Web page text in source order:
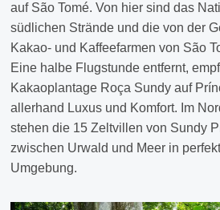
auf São Tomé. Von hier sind das
südlichen Strände und die von der
Kakao- und Kaffeefarmen von São
Eine halbe Flugstunde entfernt,
Kakaoplantage Roça Sundy auf
allerhand Luxus und Komfort. Im
stehen die 15 Zeltvillen von Sundy
zwischen Urwald und Meer in
Umgebung.